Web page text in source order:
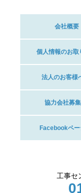
会社概要
個人情報のお取
法人のお客様
協力会社募集
Facebookペー
工事セ